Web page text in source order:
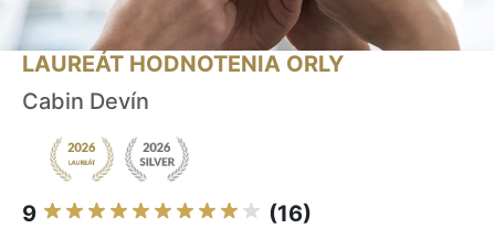
LAUREÁT HODNOTENIA ORLY
Cabin Devín
9 (16)